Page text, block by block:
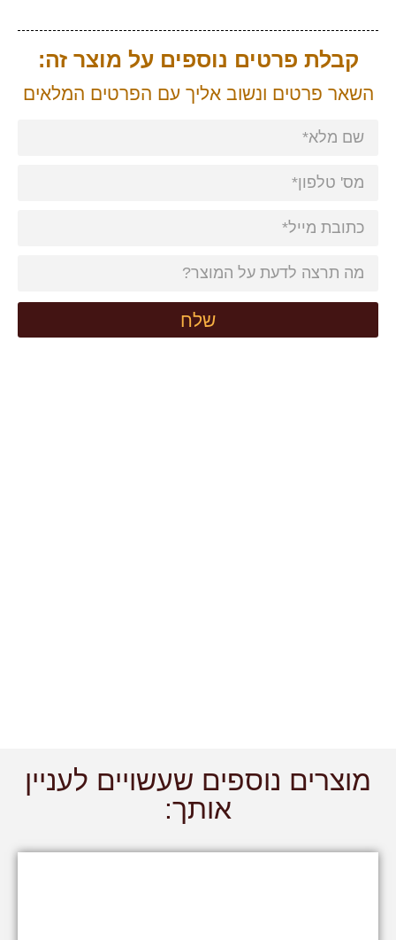
קבלת פרטים נוספים על מוצר זה:
השאר פרטים ונשוב אליך עם הפרטים המלאים
שלח
מוצרים נוספים שעשויים לעניין
אותך: